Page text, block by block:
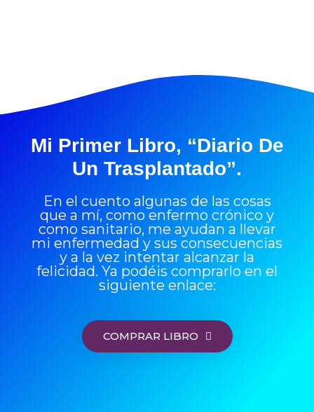
Mi Primer Libro, “Diario De
Un Trasplantado”.
En el cuento algunas de las cosas
que a mí, como enfermo crónico y
como sanitario, me ayudan a llevar
mi enfermedad y sus consecuencias
y a la vez intentar alcanzar la
felicidad. Ya podéis comprarlo en el
siguiente enlace:
COMPRAR LIBRO